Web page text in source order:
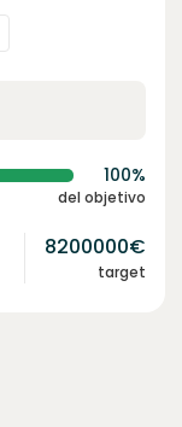
100%
del objetivo
8200000€
target